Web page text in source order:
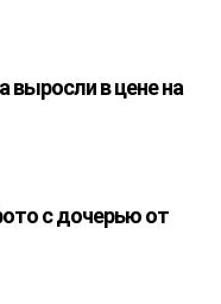
выросли в цене на
с дочерью от